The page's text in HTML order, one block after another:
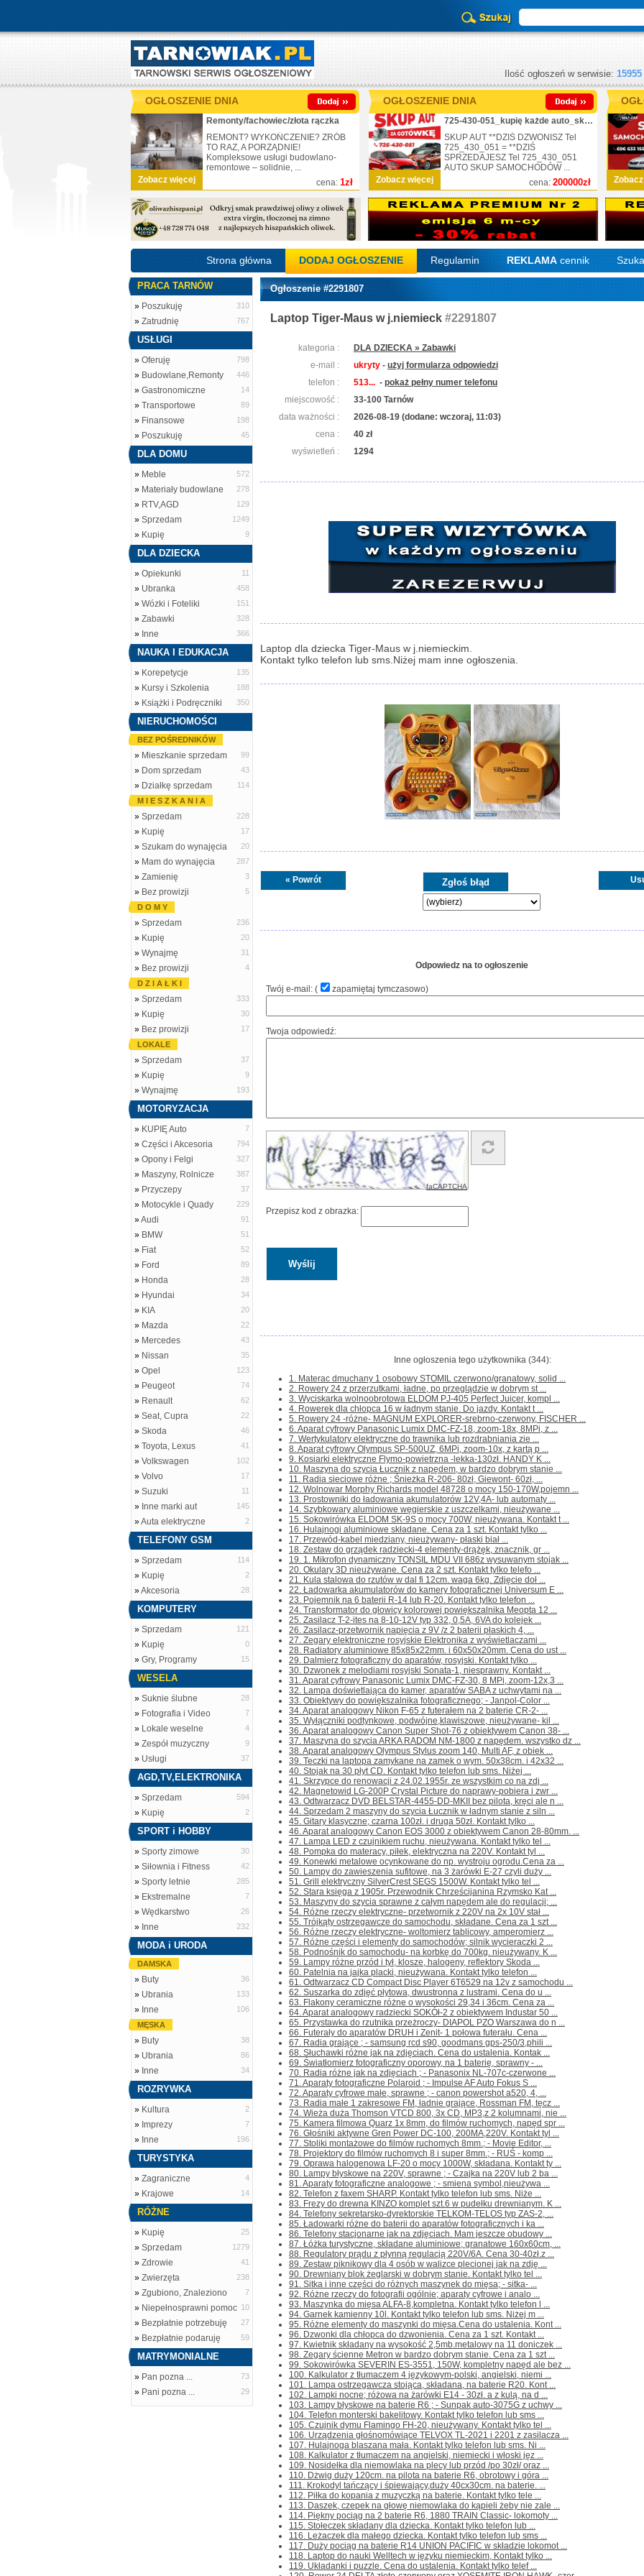
Ilość ogłoszeń w serwisie: 15955
OGŁOSZENIE DNIA
Zobacz więcej cena: 1zł
Remonty/fachowiec/złota rączka
REMONT? WYKOŃCZENIE? ZRÓB
TO RAZ, A PORZĄDNIE!
Kompleksowe usługi budowlano-
remontowe – solidnie, ...
OGŁOSZENIE DNIA
Zobacz więcej cena: 200000zł
725-430-051_kupię każde auto_skup_nr.1
SKUP AUT **DZIŚ DZWONISZ Tel
725_430_051 = **DZIŚ
SPRZEDAJESZ Tel 725_430_051
AUTO SKUP SAMOCHODÓW ...
Strona główna DODAJ OGŁOSZENIE Regulamin REKLAMA cennik
PRACA TARNÓW
» Poszukuję 310
» Zatrudnię 767
USŁUGI
» Oferuję 798
» Budowlane,Remonty 446
» Gastronomiczne 14
» Transportowe 89
» Finansowe 198
» Poszukuję 45
DLA DOMU
» Meble 572
» Materiały budowlane 278
» RTV,AGD 129
» Sprzedam 1249
» Kupię 9
DLA DZIECKA
» Opiekunki 11
» Ubranka 458
» Wózki i Foteliki 151
» Zabawki 328
» Inne 366
NAUKA I EDUKACJA
» Korepetycje 135
» Kursy i Szkolenia 188
» Książki i Podręczniki 350
NIERUCHOMOŚCI
BEZ POŚREDNIKÓW
» Mieszkanie sprzedam 99
» Dom sprzedam 43
» Działkę sprzedam
114
M I E S Z K A N I A
» Sprzedam 228
» Kupię 17
» Szukam do wynajęcia 20
» Mam do wynajęcia 287
» Zamienię 3
» Bez prowizji
5
D O M Y
» Sprzedam 236
» Kupię 20
» Wynajmę 31
» Bez prowizji
4
D Z I A Ł K I
» Sprzedam 333
» Kupię 30
» Bez prowizji
17
LOKALE
» Sprzedam 37
» Kupię 9
» Wynajmę 193
MOTORYZACJA
» KUPIĘ Auto 7
» Części i Akcesoria 794
» Opony i Felgi 327
» Maszyny, Rolnicze 387
» Przyczepy 37
» Motocykle i Quady 229
»Audi 91
» BMW 51
» Fiat 52
» Ford 89
» Honda 28
» Hyundai 34
» KIA 20
» Mazda 22
» Mercedes 43
» Nissan 35
» Opel 123
» Peugeot 74
» Renault 62
» Seat, Cupra 22
» Skoda 46
» Toyota, Lexus 41
» Volkswagen 102
» Volvo 17
» Suzuki 11
» Inne marki aut 145
»Auta elektryczne 2
TELEFONY GSM
» Sprzedam 114
» Kupię 2
»Akcesoria 28
KOMPUTERY
» Sprzedam 121
» Kupię 0
» Gry, Programy 15
WESELA
» Suknie ślubne 28
» Fotografia i Video 7
» Lokale weselne 4
» Zespół muzyczny 9
» Usługi 37
AGD,TV,ELEKTRONIKA
» Sprzedam 594
» Kupię 2
SPORT i HOBBY
» Sporty zimowe 30
» Siłownia i Fitness 42
» Sporty letnie 285
» Ekstremalne 7
» Wędkarstwo 26
» Inne 232
MODA i URODA
DAMSKA
» Buty 36
» Ubrania 133
» Inne
106
MĘSKA
» Buty 38
» Ubrania 86
» Inne 34
ROZRYWKA
» Kultura 2
» Imprezy 7
» Inne 196
TURYSTYKA
» Zagraniczne 4
» Krajowe 14
RÓŻNE
» Kupię 25
» Sprzedam 1279
» Zdrowie 41
» Zwierzęta 238
» Zgubiono, Znaleziono 7
» Niepełnosprawni pomoc 10
» Bezpłatnie potrzebuję 27
» Bezpłatnie podaruję 59
MATRYMONIALNE
» Pan pozna ... 73
» Pani pozna ... 29
Ogłoszenie #2291807
Laptop Tiger-Maus w j.niemieck #2291807
kategoria :
DLA DZIECKA » Zabawki
e-mail :
ukryty - użyj formularza odpowiedzi
telefon :
513... - pokaż pełny numer telefonu
miejscowość :
33-100 Tarnów
data ważności :
2026-08-19 (dodane: wczoraj, 11:03)
cena :
40 zł
wyświetleń :
1294
Laptop dla dziecka Tiger-Maus w j.niemieckim.
Kontakt tylko telefon lub sms.Niżej mam inne ogłoszenia.
« Powrót
Odpowiedz na to ogłoszenie
Twój e-mail: ( zapamiętaj tymczasowo)
Twoja odpowiedź:
faCAPTCHA
Przepisz kod z obrazka:
Inne ogłoszenia tego użytkownika (344):
1. Materac dmuchany 1 osobowy STOMIL czerwono/granatowy, solid ...
2. Rowery 24 z przerzutkami, ładne, po przeglądzie w dobrym st ...
3. Wyciskarka wolnoobrotowa ELDOM PJ-405 Perfect Juicer, kompl ...
4. Rowerek dla chłopca 16 w ładnym stanie. Do jazdy. Kontakt t ...
5. Rowery 24 -różne- MAGNUM EXPLORER-srebrno-czerwony, FISCHER ...
6. Aparat cyfrowy Panasonic Lumix DMC-FZ-18, zoom-18x, 8MPi, z ...
7. Wertykulatory elektryczne do trawnika lub rozdrabniania zie ...
8. Aparat cyfrowy Olympus SP-500UZ, 6MPi, zoom-10x, z kartą p ...
9. Kosiarki elektryczne Flymo-powietrzna -lekka-130zł. HANDY K ...
10. Maszyna do szycia Łucznik z napędem, w bardzo dobrym stanie ...
11. Radia sieciowe różne ; Śnieżka R-206- 80zł, Giewont- 60zł, ...
12. Wolnowar Morphy Richards model 48728 o mocy 150-170W,pojemn ...
13. Prostowniki do ładowania akumulatorów 12V,4A- lub automaty ...
14. Szybkowary aluminiowe węgierskie z uszczelkami, nieużywane ...
15. Sokowirówka ELDOM SK-9S o mocy 700W, nieużywana. Kontakt t ...
16. Hulajnogi aluminiowe składane. Cena za 1 szt. Kontakt tylko ...
17. Przewód-kabel miedziany, nieużywany- płaski biał ...
18. Zestaw do grządek radziecki-4 elementy-drążęk, znacznik, gr ...
19. 1. Mikrofon dynamiczny TONSIL MDU VII 686z wysuwanym stojak ...
20. Okulary 3D nieużywane. Cena za 2 szt. Kontakt tylko telefo ...
21. Kula stalowa do rzutów w dal fi 12cm. waga 6kg. Zdjęcie doł ...
22. Ładowarka akumulatorów do kamery fotograficznej Universum E ...
23. Pojemnik na 6 baterii R-14 lub R-20. Kontakt tylko telefon ...
24. Transformator do głowicy kolorowej powiększalnika Meopta 12 ...
25. Zasilacz T-2-ites na 8-10-12V typ 332, 0,5A, 6VA do kolejek ...
26. Zasilacz-przetwornik napięcia z 9V /z 2 baterii płaskich 4, ...
27. Zegary elektroniczne rosyjskie Elektronika z wyświetlaczami ...
28. Radiatory aluminiowe 85x85x22mm. i 60x50x20mm. Cena do ust ...
29. Dalmierz fotograficzny do aparatów, rosyjski. Kontakt tylko ...
30. Dzwonek z melodiami rosyjski Sonata-1, niesprawny. Kontakt ...
31. Aparat cyfrowy Panasonic Lumix DMC-FZ-30, 8 MPi, zoom-12x,3 ...
32. Lampa doświetlająca do kamer, aparatów SABA z uchwytami na ...
33. Obiektywy do powiększalnika fotograficznego; - Janpol-Color ...
34. Aparat analogowy Nikon F-65 z futerałem na 2 baterie CR-2- ...
35. Wyłączniki podtynkowe, podwójne,klawiszowe, nieużywane- kil ...
36. Aparat analogowy Canon Super Shot-76 z obiektywem Canon 38- ...
37. Maszyna do szycia ARKA RADOM NM-1800 z napędem. wszystko dz ...
38. Aparat analogowy Olympus Stylus zoom 140, Multi AF, z obiek ...
39. Teczki na laptopa zamykane na zamek o wym. 50x38cm. i 42x32 ...
40. Stojak na 30 płyt CD. Kontakt tylko telefon lub sms. Niżej ...
41. Skrzypce do renowacji z 24.02.1955r. ze wszystkim co na zdj ...
42. Magnetowid LG-200P Crystal Picture do naprawy-pobiera i zwr ...
43. Odtwarzacz DVD BELSTAR-4455-DD-MKII bez pilota, kręci ale n ...
44. Sprzedam 2 maszyny do szycia Łucznik w ładnym stanie z siln ...
45. Gitary klasyczne; czarna 100zł. i druga 50zł. Kontakt tylko ...
46. Aparat analogowy Canon EOS 3000 z obiektywem Canon 28-80mm. ...
47. Lampa LED z czujnikiem ruchu, nieużywana. Kontakt tylko tel ...
48. Pompka do materacy, piłek, elektryczna na 220V. Kontakt tyl ...
49. Konewki metalowe ocynkowane do np. wystroju ogrodu.Cena za ...
50. Lampy do zawieszenia sufitowe, na 3 żarówki E-27 czyli duży ...
51. Grill elektryczny SilverCrest SEGS 1500W. Kontakt tylko tel ...
52. Stara księga z 1905r. Przewodnik Chrześcijanina Rzymsko Kat ...
53. Maszyny do szycia sprawne z całym napędem ale do regulacji; ...
54. Różne rzeczy elektryczne- przetwornik z 220V na 2x 10V stał ...
55. Trójkąty ostrzegawcze do samochodu, składane. Cena za 1 szt ...
56. Różne rzeczy elektryczne- woltomierz tablicowy, amperomierz ...
57. Różne części i elementy do samochodów; silnik wycieraczki 2 ...
58. Podnośnik do samochodu- na korbkę do 700kg. nieużywany. K ...
59. Lampy różne przód i tył, klosze, halogeny, reflektory Skoda ...
60. Patelnia na jajka placki, nieużywana. Kontakt tylko telefon ...
61. Odtwarzacz CD Compact Disc Player 6T6529 na 12v z samochodu ...
62. Suszarka do zdjęć płytowa, dwustronna z lustrami. Cena do u ...
63. Flakony ceramiczne różne o wysokości 29,34 i 36cm. Cena za ...
64. Aparat analogowy radziecki SOKÓł-2 z obiektywem Industar 50 ...
65. Przystawka do rzutnika przeżroczy- DIAPOL PZO Warszawa do n ...
66. Futerały do aparatów DRUH i Zenit- 1 połowa futerału. Cena ...
67. Radia grające ; - samsung rcd s90, goodmans gps-250/3,phili ...
68. Słuchawki różne jak na zdjęciach. Cena do ustalenia. Kontak ...
69. Światłomierz fotograficzny oporowy, na 1 baterię, sprawny - ...
70. Radia różne jak na zdjęciach ; - Panasonix NL-707c-czerwone ...
71. Aparaty fotograficzne Polaroid ; - Impulse AF Auto Fokus S ...
72. Aparaty cyfrowe małe, sprawne ; - canon powershot a520, 4, ...
73. Radia małe 1 zakresowe FM, ładnie grające, Rossman FM, tęcz ...
74. Wieża duża Thomson VTCD 800, 3x CD, MP3,z 2 kolumnami, nie ...
75. Kamera filmowa Quarz 1x 8mm, do filmów ruchomych, napęd spr ...
76. Głośniki aktywne Gren Power DC-100, 200MA,220V. Kontakt tyl ...
77. Stoliki montażowe do filmów ruchomych 8mm.; - Movie Editor, ...
78. Projektory do filmów ruchomych 8 i super 8mm.; - RUŚ - komp ...
79. Oprawa halogenowa LF-20 o mocy 1000W, składana. Kontakt ty ...
80. Lampy błyskowe na 220V, sprawne ; - Czajka na 220V lub 2 ba ...
81. Aparaty fotograficzne analogowe ; - smiena symbol,nieużywa ...
82. Telefon z faxem SHARP. Kontakt tylko telefon lub sms. Niże ...
83. Frezy do drewna KINZO komplet szt.6 w pudełku drewnianym. K ...
84. Telefony sekretarsko-dyrektorskie TELKOM-TELOS typ ZAS-2, ...
85. Ładowarki różne do baterii do aparatów fotograficznych i ka ...
86. Telefony stacjonarne jak na zdjęciach. Mam jeszcze obudowy ...
87. Łóżka turystyczne, składane aluminiowe; granatowe 160x60cm, ...
88. Regulatory prądu z płynną regulacją 220V/6A. Cena 30-40zł.z ...
89. Zestaw piknikowy dla 4 osób w walizce plecionej jak na zdję ...
90. Drewniany blok żeglarski w dobrym stanie. Kontakt tylko tel ...
91. Sitka i inne części do różnych maszynek do mięsa; - sitka- ...
92. Różne rzeczy do fotografii ogólnie; aparaty cyfrowe i analo ...
93. Maszynka do mięsa ALFA-8,kompletna. Kontakt tylko telefon l ...
94. Garnek kamienny 10l. Kontakt tylko telefon lub sms. Niżej m ...
95. Różne elementy do maszynki do mięsa.Cena do ustalenia. Kont ...
96. Dzwonki dla chłopca do dzwonienia. Cena za 1 szt. Kontakt ...
97. Kwietnik składany na wysokość 2,5mb.metalowy na 11 doniczek ...
98. Zegary ścienne Metron w bardzo dobrym stanie. Cena za 1 szt ...
99. Sokowirówka SEVERIN ES-3551, 150W, kompletny napęd ale bez ...
100. Kalkulator z tłumaczem 4 językowym-polski, angielski, niemi ...
101. Lampa ostrzegawcza stojąca, składana, na baterie R20. Kont ...
102. Lampki nocne; różowa na żarówki E14 - 30zł. a z kulą, na d ...
103. Lampy błyskowe na baterie R6 ; - Sunpak auto-3075G z uchwy ...
104. Telefon monterski bakelitowy. Kontakt tylko telefon lub sms ...
105. Czujnik dymu Flamingo FH-20, nieużywany. Kontakt tylko tel ...
106. Urządzenia głośnomówiące TELVOX TL-2021 i 2201 z zasilacza ...
107. Hulajnoga blaszana mała. Kontakt tylko telefon lub sms. Ni ...
108. Kalkulator z tłumaczem na angielski, niemiecki i włoski jęz ...
109. Nosidełka dla niemowlaka na plecy lub przód /po 30zł/ oraz ...
110. Dżwig duży 120cm. na pilota na baterie R6, obrotowy i góra ...
111. Krokodyl tańczący i śpiewający,duży 40cx30cm. na baterie. ...
112. Piłka do kopania z muzyczką na baterie. Kontakt tylko tele ...
113. Daszek, czepek na głowę niemowlaka do kąpieli żeby nie zale ...
114. Piękny pociąg na 2 baterie R6, 1880 TRAIN Classic- lokomoty ...
115. Stołeczek składany dla dziecka. Kontakt tylko telefon lub ...
116. Leżaczek dla małego dziecka. Kontakt tylko telefon lub sms ...
117. Duży pociąg na baterie R14 UNION PACIFIC w składzie lokomot ...
118. Laptop do nauki Welltech w języku niemieckim, Kontakt tylko ...
119. Układanki i puzzle. Cena do ustalenia. Kontakt tylko telef ...